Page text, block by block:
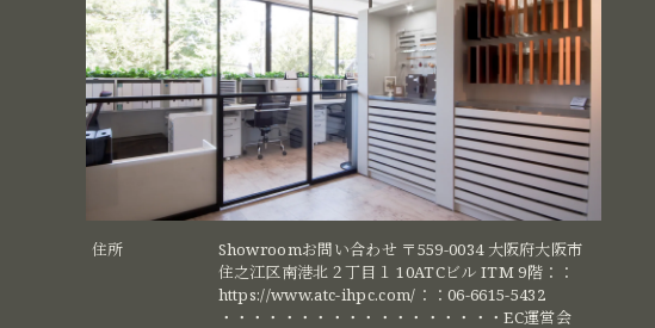
住所
Showroomお問い合わせ 〒559-0034 大阪府大阪市
住之江区南港北２丁目１ 10ATCビル ITM 9階：：
https://www.atc-ihpc.com/：：06-6615-5432
・・・・・・・・・・・・・・・・・・EC運営会